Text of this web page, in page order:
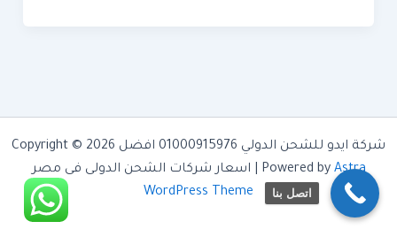
Copyright © 2026 شركة ايدو للشحن الدولي 01000915976 افضل
اسعار شركات الشحن الدولى فى مصر | Powered by Astra
WordPress Theme
اتصل بنا